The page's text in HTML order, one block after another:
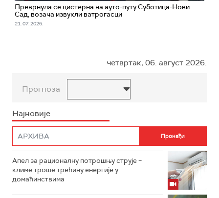
Преврнула се цистерна на ауто-путу Суботица-Нови
Сад, возача извукли ватрогасци
21. 07. 2026.
четвртак, 06. август 2026.
Прогноза
Најновије
Апел за рационалну потрошњу струје –
климе троше трећину енергије у
домаћинствима